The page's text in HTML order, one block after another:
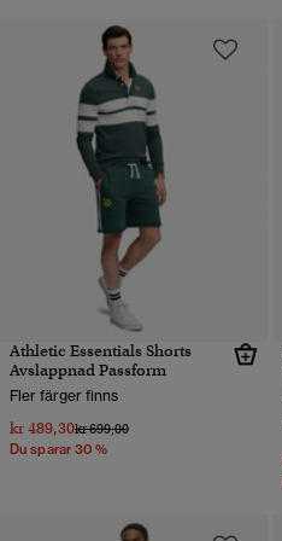
Athletic Essentials Shorts
Avslappnad Passform
Fler färger finns
kr 489,30Pris reducerat från
kr 699,00till
Du sparar 30 %